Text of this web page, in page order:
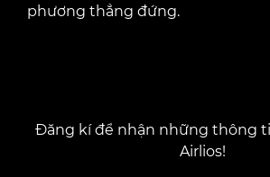
phương thẳng đứng.
Đăng kí để nhận những thông
Airlios!